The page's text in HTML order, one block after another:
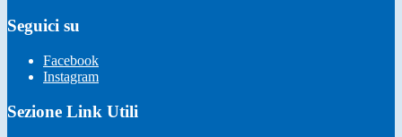
Seguici su
Facebook
Instagram
Sezione Link Utili